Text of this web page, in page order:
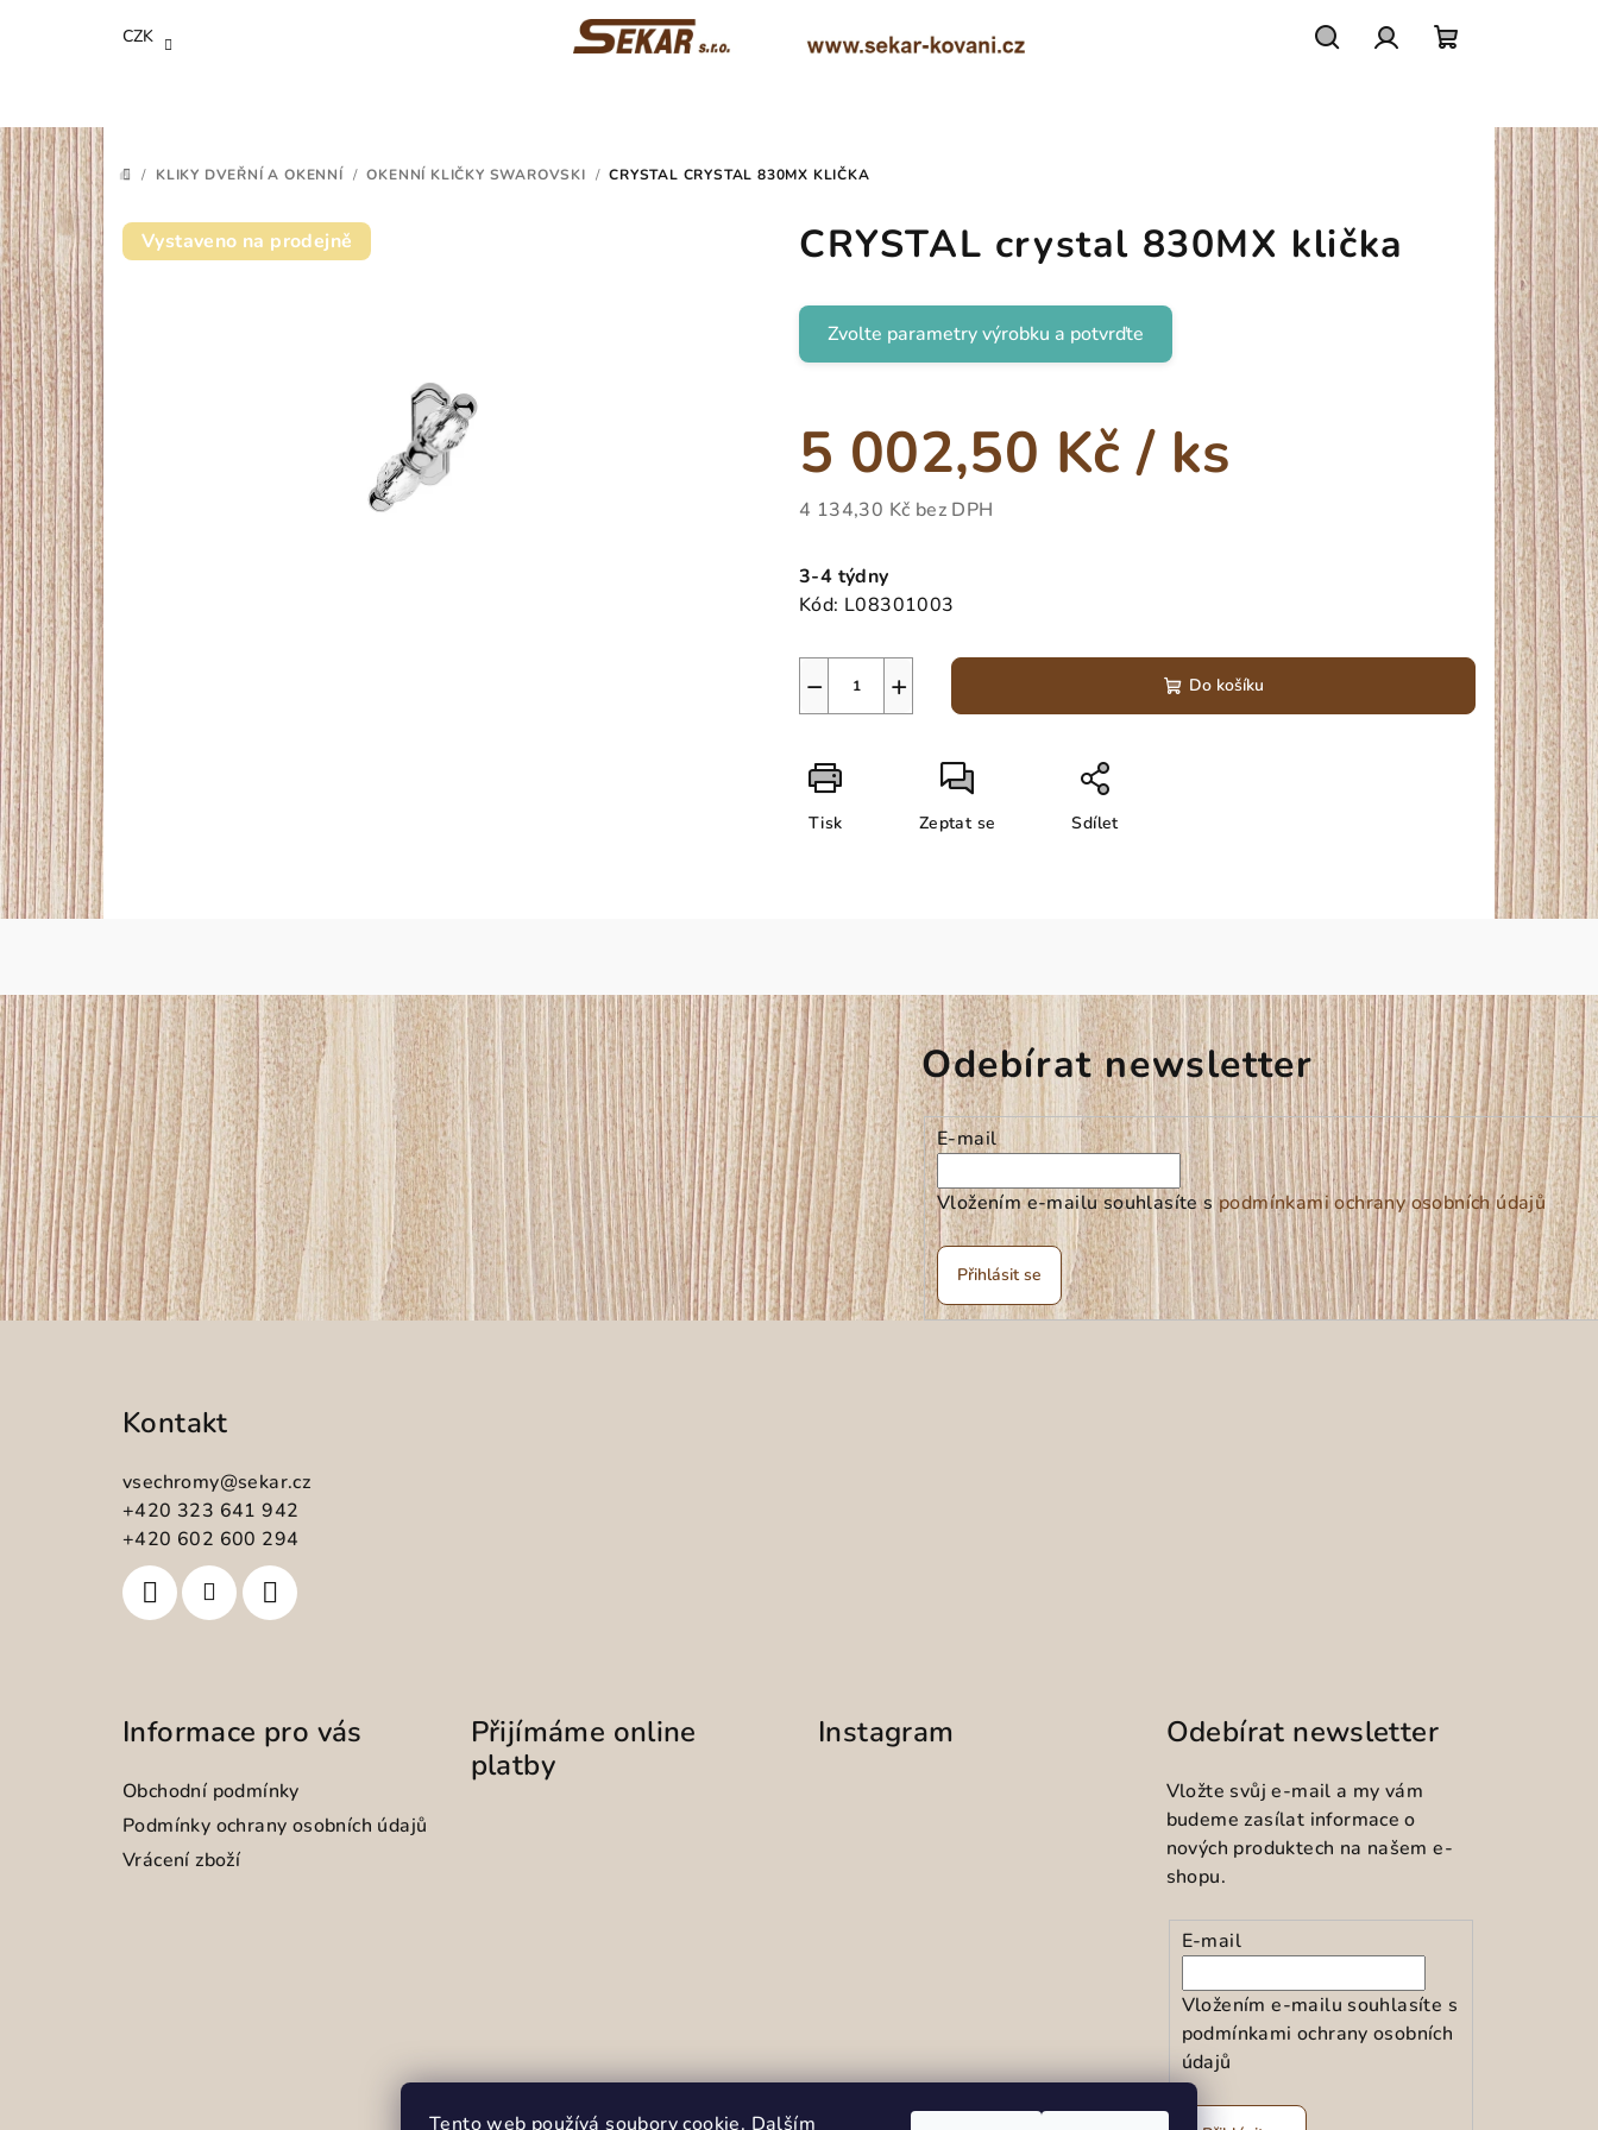
Tento web používá soubory cookie. Dalším
CZK
košík
DOMŮ
/ KLIKY DVEŘNÍ A OKENNÍ / OKENNÍ KLIČKY SWAROVSKI / CRYSTAL CRYSTAL 830MX KLIČKA
CRYSTAL crystal 830MX klička
Zvolte parametry výrobku a potvrďte
5 002,50 Kč / ks
4 134,30 Kč bez DPH
cena:
3-4 týdny
Kód: L08301003
+
− Do košíku
Tisk Zeptat se Sdílet
Vystaveno na prodejně
Odebírat newsletter
E-mail
Vložením e-mailu souhlasíte spodmínkami ochrany osobních údajů
Přihlásit se
Kontakt
vsechromy@sekar.cz
+420 323 641 942
+420 602 600 294
Informace pro vás
Obchodní podmínky
Podmínky ochrany osobních údajů
Vrácení zboží
Přijímáme online
platby
Instagram
Sledovat na Instagramu
Odebírat newsletter
Vložte svůj e-mail a my vám
budeme zasílat informace o
nových produktech na našem e-
shopu.
E-mail
Vložením e-mailu souhlasíte s
podmínkami ochrany osobních
údajů